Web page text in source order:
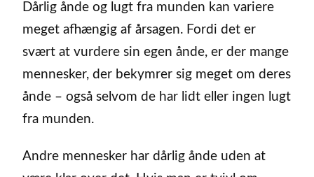
Dårlig ånde og lugt fra munden kan variere
meget afhængig af årsagen. Fordi det er
svært at vurdere sin egen ånde, er der mange
mennesker, der bekymrer sig meget om deres
ånde – også selvom de har lidt eller ingen lugt
fra munden.
Andre mennesker har dårlig ånde uden at